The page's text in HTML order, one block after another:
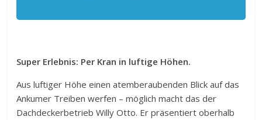
Super Erlebnis: Per Kran in luftige Höhen.
Aus luftiger Höhe einen atemberaubenden Blick auf das
Ankumer Treiben werfen – möglich macht das der
Dachdeckerbetrieb Willy Otto. Er präsentiert oberhalb